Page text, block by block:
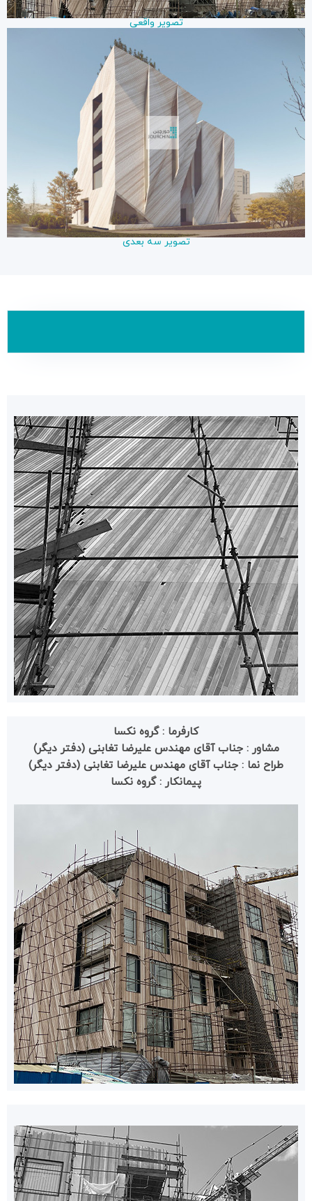
تصویر سه بعدی
تصویر واقعی
کارفرما : گروه نکسا
مشاور : جناب آقاى مهندس علیرضا تغابنى (دفتر دیگر)
طراح نما : جناب آقاى مهندس علیرضا تغابنى (دفتر دیگر)
پیمانکار : گروه نکسا